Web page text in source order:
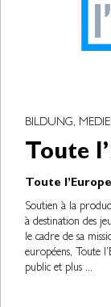
BILDUNG,
Toute
Toute l’Europe
Soutien à la
à destination des
le cadre de sa
européens, Toute
public et plus ...